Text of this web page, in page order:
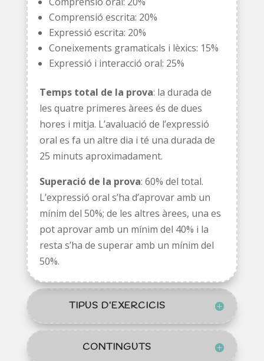
Comprensió escrita: 20%
Expressió escrita: 20%
Coneixements gramaticals i lèxics: 15%
Expressió i interacció oral: 25%
Temps total de la prova: la durada de
les quatre primeres àrees és de dues
hores i mitja. L’avaluació de l’expressió
oral es fa un altre dia i té una durada de
25 minuts aproximadament.
Superació de la prova: 60% del total.
L’expressió oral s’ha d’aprovar amb un
mínim del 50%; de les altres àrees, una es
pot aprovar amb un mínim del 40% i la
resta s’ha de superar amb un mínim del
50%.
TIPUS D’EXERCICIS
CONTINGUTS